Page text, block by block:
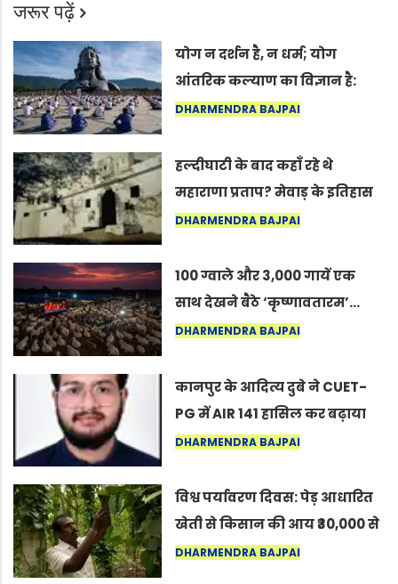
जरूर पढ़ें
योग न दर्शन है, न धर्म; योग
आंतरिक कल्याण का विज्ञान है:
अंतरराष्ट्रीय योग दिवस 2026 पर
DHARMENDRA BAJPAI
हल्दीघाटी के बाद कहाँ रहे थे
महाराणा प्रताप? मेवाड़ के इतिहास
का वह अनकहा अध्याय जो आज भी
DHARMENDRA BAJPAI
100 ग्वाले और 3,000 गायें एक
साथ देखने बैठे ‘कृष्णावतारम’…
नागपुर में दिखा ऐसा नज़ारा कि
कर सकते हैं”
DHARMENDRA BAJPAI
कानपुर के आदित्य दुबे ने CUET-
PG में AIR 141 हासिल कर बढ़ाया
शहर का मान
DHARMENDRA BAJPAI
विश्व पर्यावरण दिवस: पेड़ आधारित
खेती से किसान की आय ₹30,000 से
बढ़कर ₹3 लाख प्रति एकड़ हुई
DHARMENDRA BAJPAI